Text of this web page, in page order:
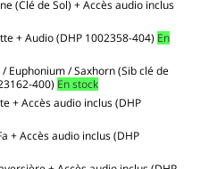
(Clé de Sol) + Accès audio inclus
+ Audio (DHP 1002358-404) En
Euphonium / Saxhorn (Sib clé de
400) En stock
+ Accès audio inclus (DHP
+ Accès audio inclus (DHP